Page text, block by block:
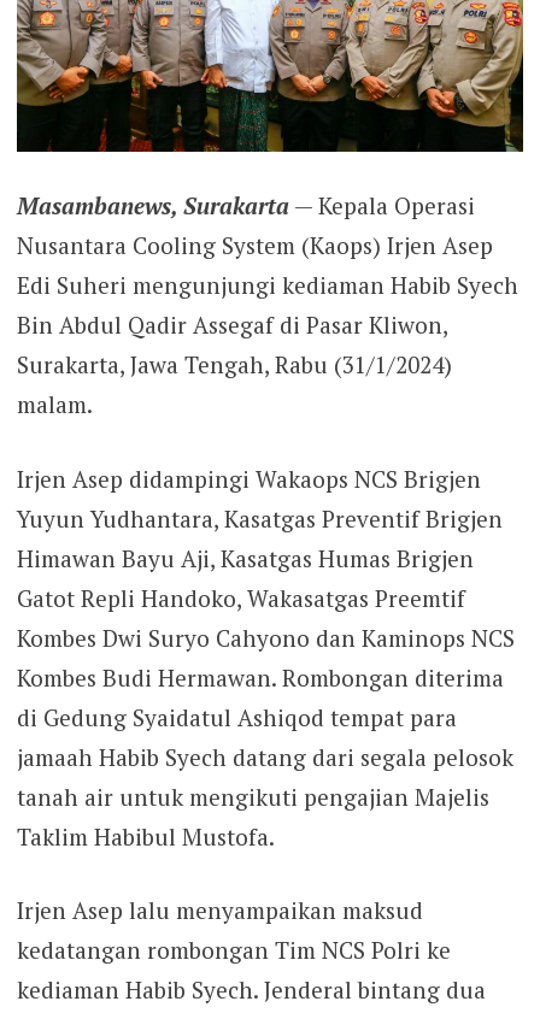
Masambanews, Surakarta— Kepala Operasi
Nusantara Cooling System (Kaops) Irjen Asep
Edi Suheri mengunjungi kediaman Habib Syech
Bin Abdul Qadir Assegaf di Pasar Kliwon,
Surakarta, Jawa Tengah, Rabu (31/1/2024)
malam.
Irjen Asep didampingi Wakaops NCS Brigjen
Yuyun Yudhantara, Kasatgas Preventif Brigjen
Himawan Bayu Aji, Kasatgas Humas Brigjen
Gatot Repli Handoko, Wakasatgas Preemtif
Kombes Dwi Suryo Cahyono dan Kaminops NCS
Kombes Budi Hermawan. Rombongan diterima
di Gedung Syaidatul Ashiqod tempat para
jamaah Habib Syech datang dari segala pelosok
tanah air untuk mengikuti pengajian Majelis
Taklim Habibul Mustofa.
Irjen Asep lalu menyampaikan maksud
kedatangan rombongan Tim NCS Polri ke
kediaman Habib Syech. Jenderal bintang dua